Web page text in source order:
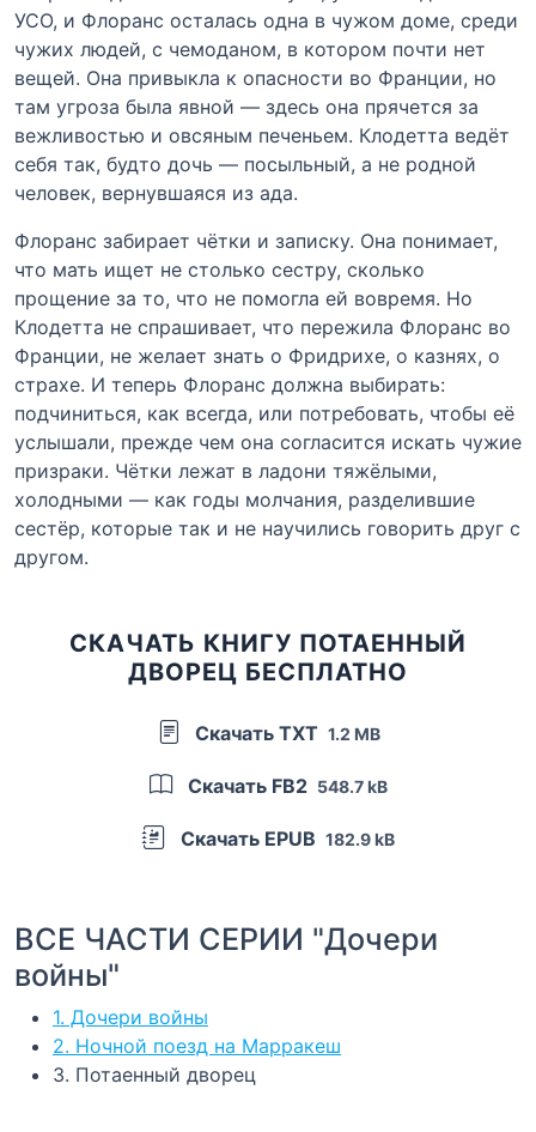
УСО, и Флоранс осталась одна в чужом доме, среди
чужих людей, с чемоданом, в котором почти нет
вещей. Она привыкла к опасности во Франции, но
там угроза была явной — здесь она прячется за
вежливостью и овсяным печеньем. Клодетта ведёт
себя так, будто дочь — посыльный, а не родной
человек, вернувшаяся из ада.
Флоранс забирает чётки и записку. Она понимает,
что мать ищет не столько сестру, сколько
прощение за то, что не помогла ей вовремя. Но
Клодетта не спрашивает, что пережила Флоранс во
Франции, не желает знать о Фридрихе, о казнях, о
страхе. И теперь Флоранс должна выбирать:
подчиниться, как всегда, или потребовать, чтобы её
услышали, прежде чем она согласится искать чужие
призраки. Чётки лежат в ладони тяжёлыми,
холодными — как годы молчания, разделившие
сестёр, которые так и не научились говорить друг с
другом.
СКАЧАТЬ КНИГУ ПОТАЕННЫЙ
ДВОРЕЦ БЕСПЛАТНО
Скачать TXT 1.2 MB
Скачать FB2 548.7 kB
Скачать EPUB 182.9 kB
ВСЕ ЧАСТИ СЕРИИ "Дочери
войны"
1. Дочери войны
2. Ночной поезд на Марракеш
3. Потаенный дворец